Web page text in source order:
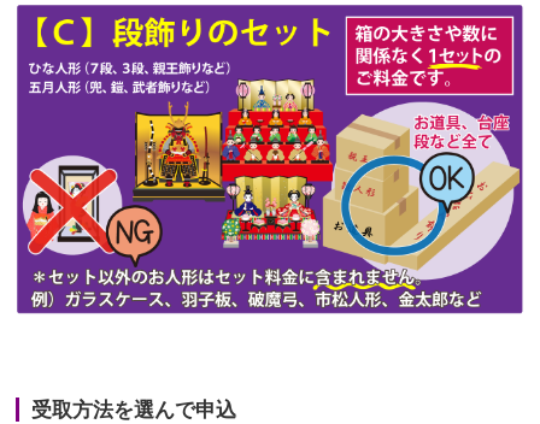
第48回人形供養祭令和3年12月3日(金)
第47回人形供養祭 令和3年10月11日(月)
第46回人形供養祭 令和3年9月13日(月)
第45回人形供養祭令和3年7月12日(月)
第44回人形供養祭令和3年6月3日(木)
第43回人形供養祭令和3年4月23日(金)
受取方法を選んで申込